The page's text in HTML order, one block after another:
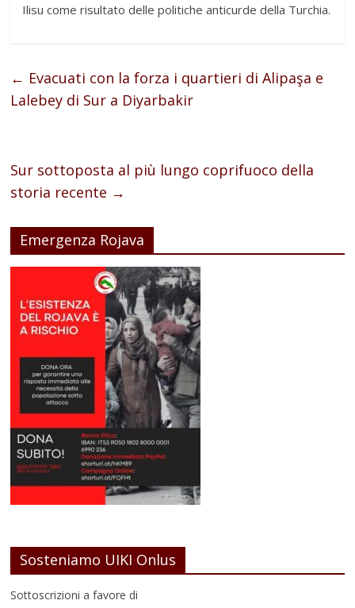
Ilisu come risultato delle politiche anticurde della Turchia.
← Evacuati con la forza i quartieri di Alipaşa e
Lalebey di Sur a Diyarbakir
Sur sottoposta al più lungo coprifuoco della
storia recente →
Emergenza Rojava
Sosteniamo UIKI Onlus
Sottoscrizioni a favore di